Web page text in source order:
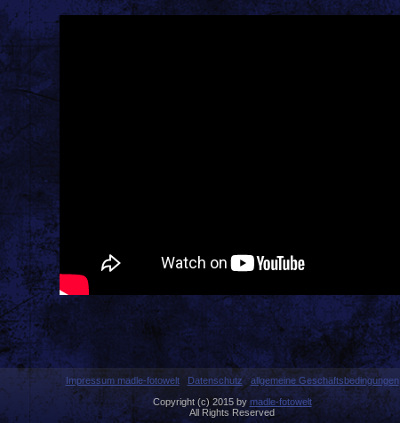
Impressum madle-fotowelt Datenschutz
allgemeine Geschäftsbedingungen
Copyright (c) 2015 by madle-fotowelt
All Rights Reserved